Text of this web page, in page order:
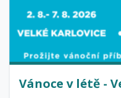
Vánoce v létě -